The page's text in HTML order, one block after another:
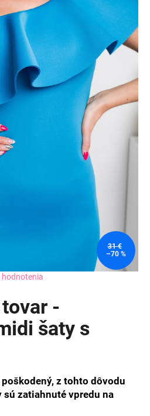
-
šaty s
poškodený, z tohto dôvodu
sú zatiahnuté vpredu na
31 €
–70 %